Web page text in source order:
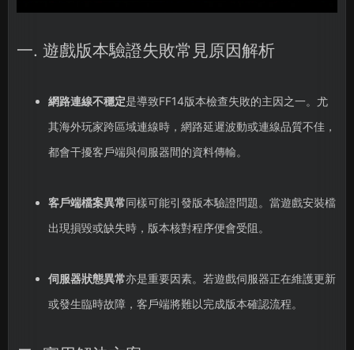
一. 遊戲版本驗證失敗常見原因解析
網路連線不穩定是導致FF14版本檢查失敗的主因之一。尤
其海外玩家跨區域連線時，網路延遲波動或連線品質不佳，
都會干擾客戶端與伺服器間的資料傳輸。
客戶端檔案異常同樣可能引發版本驗證問題。當遊戲安裝檔
出現損毀或缺失時，版本核對程序便會受阻。
伺服器狀態異常亦是重要因素。若遊戲伺服器正在維護更新
或發生臨時故障，客戶端將難以完成版本確認流程。